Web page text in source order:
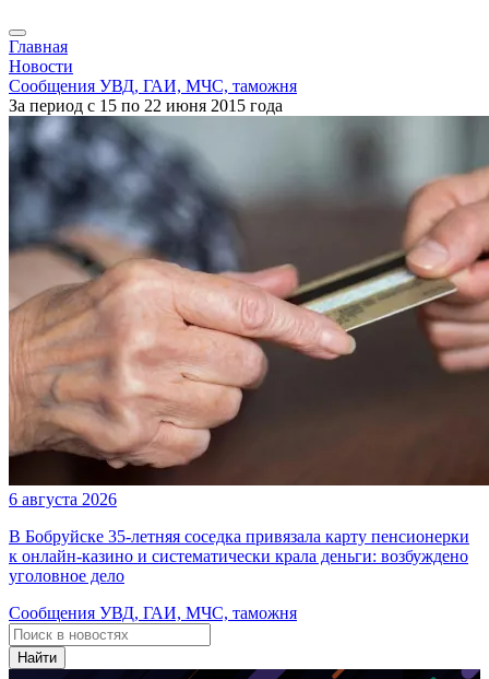
Главная
Новости
Сообщения УВД, ГАИ, МЧС, таможня
За период с 15 по 22 июня 2015 года
6 августа 2026
В Бобруйске 35-летняя соседка привязала карту пенсионерки
к онлайн-казино и систематически крала деньги: возбуждено
уголовное дело
Сообщения УВД, ГАИ, МЧС, таможня
Найти